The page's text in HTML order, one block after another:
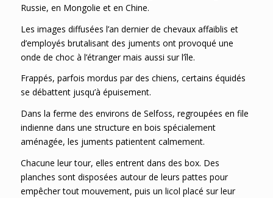
Russie, en Mongolie et en Chine.
Les images diffusées l’an dernier de chevaux affaiblis et
d’employés brutalisant des juments ont provoqué une
onde de choc à l’étranger mais aussi sur l’île.
Frappés, parfois mordus par des chiens, certains équidés
se débattent jusqu’à épuisement.
Dans la ferme des environs de Selfoss, regroupées en file
indienne dans une structure en bois spécialement
aménagée, les juments patientent calmement.
Chacune leur tour, elles entrent dans des box. Des
planches sont disposées autour de leurs pattes pour
empêcher tout mouvement, puis un licol placé sur leur